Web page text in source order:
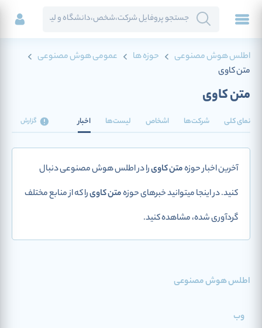
اطلس هوش مصنوعی حوزه ها
عمومی هوش مصنوعی
متن کاوی
متن کاوی
نمای کلی شرکت‌ها اشخاص لیست‌ها اخبار گزارش
آخرین اخبار حوزهمتن کاویرا در اطلس هوش مصنوعی دنبال
کنید. در اینجا میتوانید خبرهای حوزهمتن کاویرا که از منابع مختلف
گردآوری شده، مشاهده کنید.
اطلس هوش مصنوعی
وب